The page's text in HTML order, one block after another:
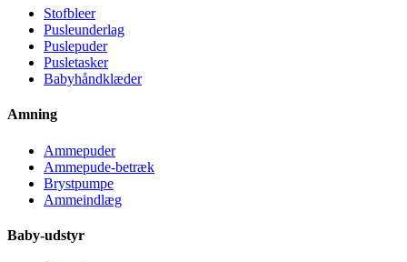
Stofbleer
Pusleunderlag
Puslepuder
Pusletasker
Babyhåndklæder
Amning
Ammepuder
Ammepude-betræk
Brystpumpe
Ammeindlæg
Baby-udstyr